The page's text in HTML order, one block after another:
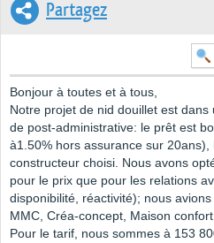
Partagez
Bonjour à toutes et à tous,
Notre projet de nid douillet est
de post-administrative: le prêt est
à1.50% hors assurance sur
constructeur choisi. Nous avons
pour le prix que pour les relations
disponibilité, réactivité); nous
MMC, Créa-concept, Maison
Pour le tarif, nous sommes à 153